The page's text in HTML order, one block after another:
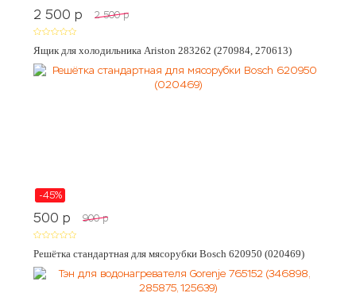
2 500 p 2 500 p
Ящик для холодильника Ariston 283262 (270984, 270613)
-45%
500 p 900 p
Решётка стандартная для мясорубки Bosch 620950 (020469)